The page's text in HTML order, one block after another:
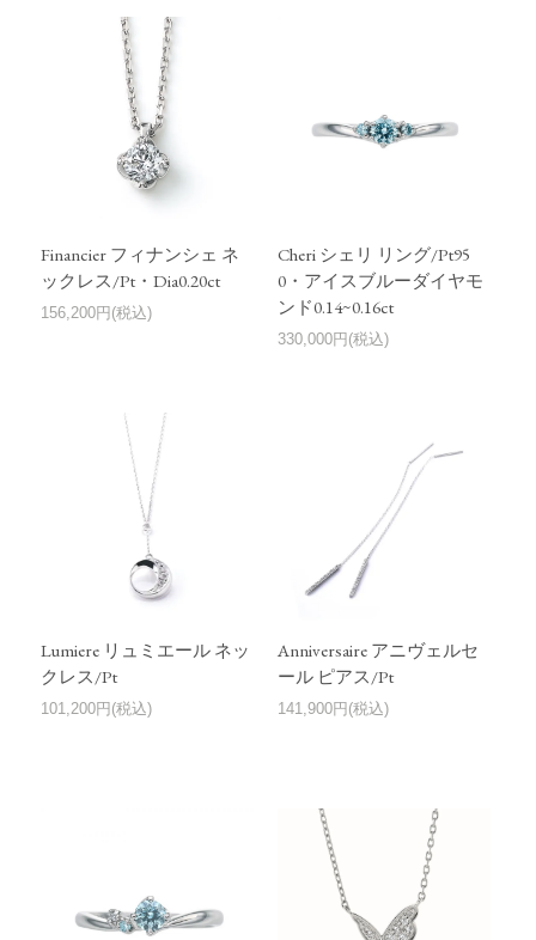
Financier フィナンシェ ネ
ックレス/Pt・Dia0.20ct
156,200円(税込)
Cheri シェリ リング/Pt95
0・アイスブルーダイヤモ
ンド0.14~0.16ct
330,000円(税込)
Lumiere リュミエール ネッ
クレス/Pt
101,200円(税込)
Anniversaire アニヴェルセ
ール ピアス/Pt
141,900円(税込)